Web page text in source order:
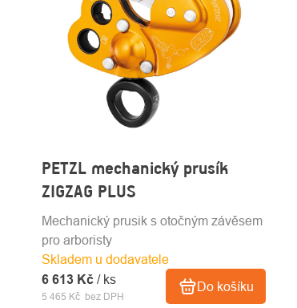
PETZL mechanický prusík
ZIGZAG PLUS
Skladem u dodavatele
5 465 Kč bez DPH
6 613 Kč / ks Do košíku
Mechanický prusik s otočným závěsem
pro arboristy